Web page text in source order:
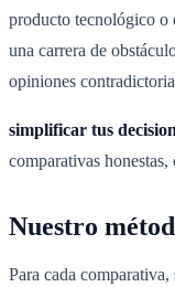
producto tecnológico o
una carrera de
opiniones
simplificar tus
comparativas
Nuestro
Para cada